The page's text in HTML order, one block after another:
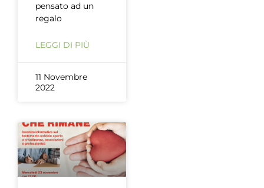
pensato ad un
regalo
LEGGI DI PIÙ
11 Novembre
2022